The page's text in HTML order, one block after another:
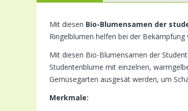
Mit diesen Bio-Blumensamen der
Ringelblumen helfen bei der
Mit diesen Bio-Blumensamen der
Studentenblume mit einzelnen,
Gemüsegarten ausgesät werden, um
Merkmale: